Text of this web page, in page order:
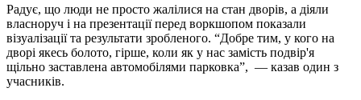
Радує, що люди не просто жалілися на стан дворів, а діяли
власноруч і на презентації перед воркшопом показали
візуалізації та результати зробленого. “Добре тим, у кого на
дворі якесь болото, гірше, коли як у нас замість подвір'я
щільно заставлена автомобілями парковка”, — казав один з
учасників.